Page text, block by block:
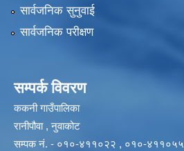
सार्वजनिक सुनुवाई
सार्वजनिक परीक्षण
सम्पर्क विवरण
ककनी गाउँपालिका
रानीपौवा , नुवाकोट
सम्पक नं. - ०१०-४११०२२ , ०१०-४११०५५